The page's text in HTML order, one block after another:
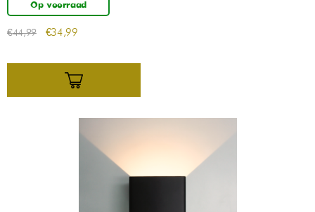
Op voorraad
€44,99 €34,99